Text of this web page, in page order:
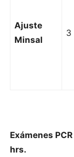
Ajuste
Minsal
3
Exámenes
hrs.